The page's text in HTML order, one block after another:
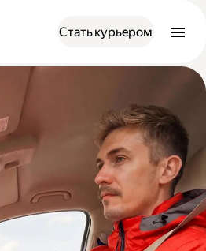
Стать курьером